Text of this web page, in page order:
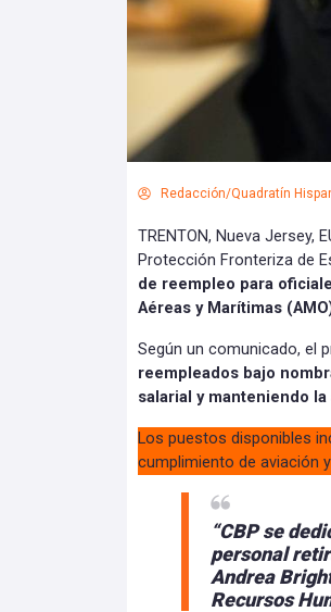
Redacción/Quadratín
TRENTON, Nueva Jersey,
Protección Fronteriza de
de reempleo para
Aéreas y Marítimas
Según un comunicado, el
reempleados bajo
salarial y manteniendo
Los puestos disponibles
cumplimiento de aviación
“CBP se
personal
Andrea
Recursos